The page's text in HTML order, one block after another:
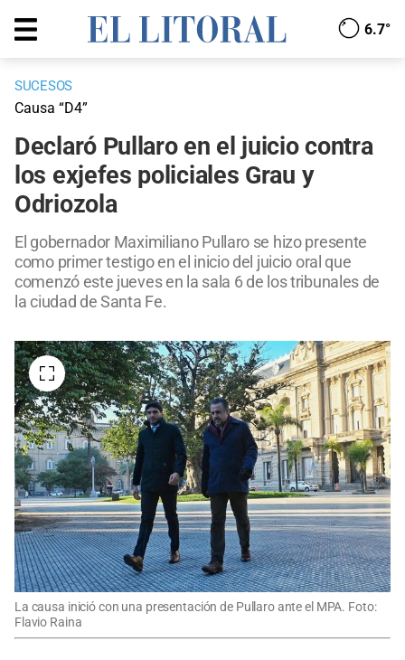
6.7°
SUCESOS
Causa “D4”
Declaró Pullaro en el juicio contra
los exjefes policiales Grau y
Odriozola
El gobernador Maximiliano Pullaro se hizo presente
como primer testigo en el inicio del juicio oral que
comenzó este jueves en la sala 6 de los tribunales de
la ciudad de Santa Fe.
La causa inició con una presentación de Pullaro ante el MPA. Foto:
Flavio Raina